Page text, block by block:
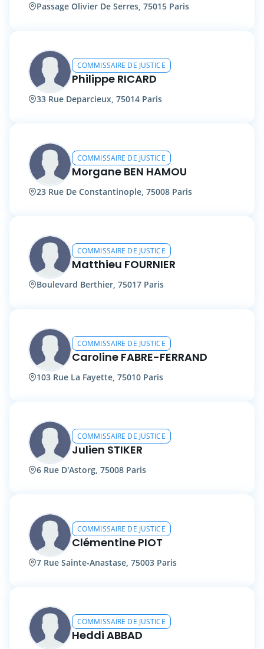
Passage Olivier De Serres, 75015 Paris
COMMISSAIRE DE JUSTICE
Philippe RICARD
33 Rue Deparcieux, 75014 Paris
COMMISSAIRE DE JUSTICE
Morgane BEN HAMOU
23 Rue De Constantinople, 75008 Paris
COMMISSAIRE DE JUSTICE
Matthieu FOURNIER
Boulevard Berthier, 75017 Paris
COMMISSAIRE DE JUSTICE
Caroline FABRE-FERRAND
103 Rue La Fayette, 75010 Paris
COMMISSAIRE DE JUSTICE
Julien STIKER
6 Rue D'Astorg, 75008 Paris
COMMISSAIRE DE JUSTICE
Clémentine PIOT
7 Rue Sainte-Anastase, 75003 Paris
COMMISSAIRE DE JUSTICE
Heddi ABBAD